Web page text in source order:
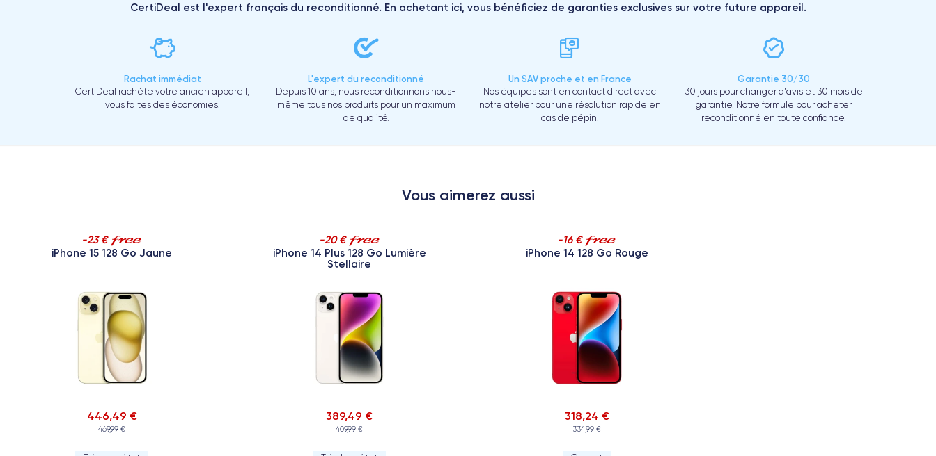
CertiDeal est l'expert français du reconditionné. En achetant ici, vous bénéficiez de garanties exclusives sur votre future appareil.
Rachat immédiat
CertiDeal rachète votre ancien appareil,
vous faites des économies.
L'expert du reconditionné
Depuis 10 ans, nous reconditionnons nous-
même tous nos produits pour un maximum
de qualité.
Un SAV proche et en France
Nos équipes sont en contact direct avec
notre atelier pour une résolution rapide en
cas de pépin.
Garantie 30/30
30 jours pour changer d'avis et 30 mois de
garantie. Notre formule pour acheter
reconditionné en toute confiance.
Vous aimerez aussi
-23 €
iPhone 15 128 Go Jaune
446,49 €
469,99 €
-20 €
iPhone 14 Plus 128 Go Lumière
Stellaire
389,49 €
409,99 €
-16 €
iPhone 14 128 Go Rouge
318,24 €
334,99 €